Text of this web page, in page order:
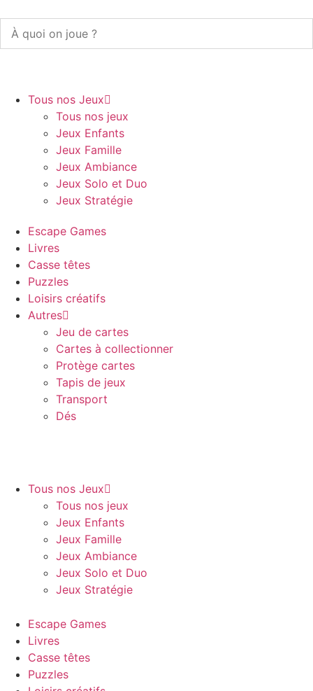
Tous nos Jeux
Tous nos jeux
Jeux Enfants
Jeux Famille
Jeux Ambiance
Jeux Solo et Duo
Jeux Stratégie
Escape Games
Livres
Casse têtes
Puzzles
Loisirs créatifs
Autres
Jeu de cartes
Cartes à collectionner
Protège cartes
Tapis de jeux
Transport
Dés
Tous nos Jeux
Tous nos jeux
Jeux Enfants
Jeux Famille
Jeux Ambiance
Jeux Solo et Duo
Jeux Stratégie
Escape Games
Livres
Casse têtes
Puzzles